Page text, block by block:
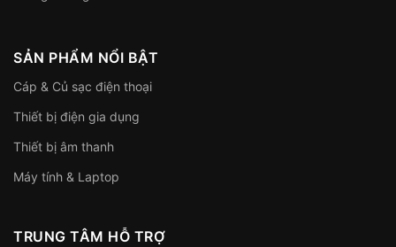
SẢN PHẨM NỔI BẬT
Cáp & Củ sạc điện thoại
Thiết bị điện gia dụng
Thiết bị âm thanh
Máy tính & Laptop
TRUNG TÂM HỖ TRỢ